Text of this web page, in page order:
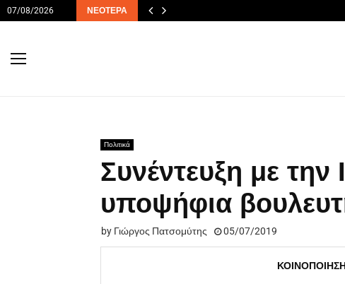
07/08/2026 ΝΕΌΤΕΡΑ
Πολιτικά
Συνέντευξη με
υποψήφια
by Γιώργος Πατσομύτης 05/07/2019